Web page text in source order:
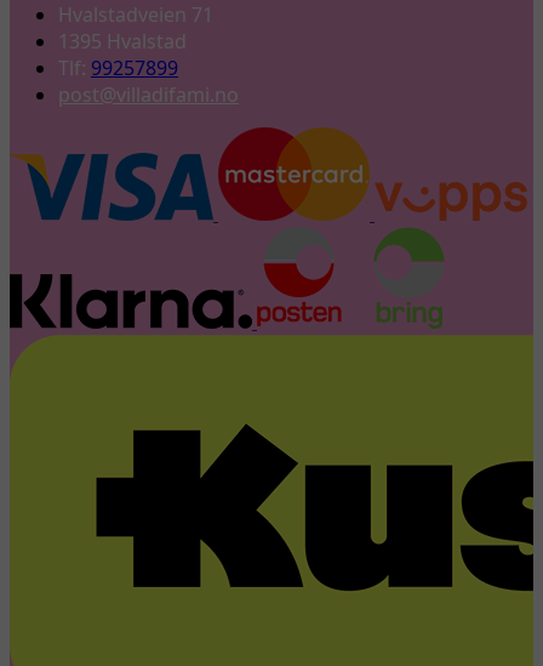
Hvalstadveien 71
1395 Hvalstad
Tlf: 99257899
post@villadifami.no